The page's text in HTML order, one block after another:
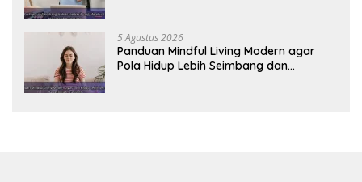
5 Agustus 2026
Panduan Mindful Living Modern agar
Pola Hidup Lebih Seimbang dan